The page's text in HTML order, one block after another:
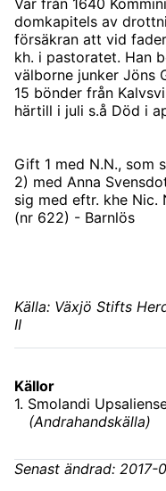
Var från 1640
domkapitels av
försäkran att vid
kh. i pastoratet. Han
välborne junker Jöns
15 bönder från
härtill i juli s.å Död i
Gift 1 med N.N., som
2) med Anna
sig med eftr. khe Nic.
(nr 622) - Barnlös
Källa: Växjö Stifts
II
Källor
1. Smolandi
(Andrahandskälla)
Senast ändrad: 2017-